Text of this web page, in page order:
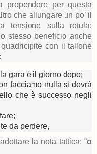
propendere per questa
che allungare un po’ il
tensione sulla rotula:
stesso beneficio anche
con il tallone
gara è il giorno dopo;
facciamo nulla si dovrà
che è successo negli
da perdere,
la nota tattica: “o